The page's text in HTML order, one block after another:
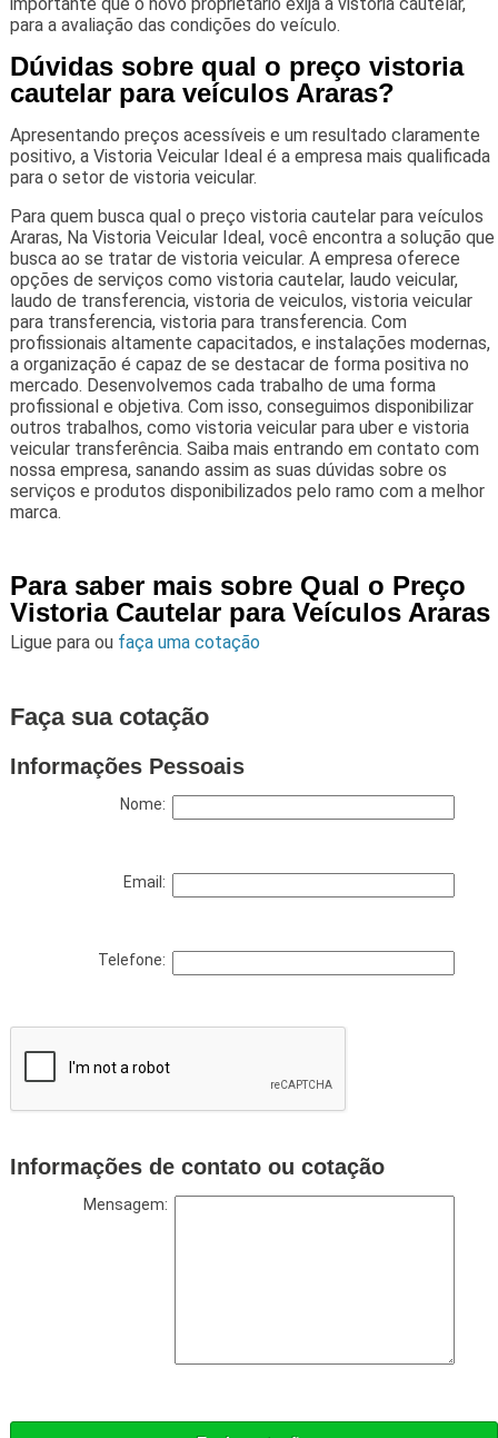
importante que o novo proprietário exija a vistoria cautelar,
para a avaliação das condições do veículo.
Dúvidas sobre qual o preço vistoria
cautelar para veículos Araras?
Apresentando preços acessíveis e um resultado claramente
positivo, a Vistoria Veicular Ideal é a empresa mais qualificada
para o setor de vistoria veicular.
Para quem busca qual o preço vistoria cautelar para veículos
Araras, Na Vistoria Veicular Ideal, você encontra a solução que
busca ao se tratar de vistoria veicular. A empresa oferece
opções de serviços como vistoria cautelar, laudo veicular,
laudo de transferencia, vistoria de veiculos, vistoria veicular
para transferencia, vistoria para transferencia. Com
profissionais altamente capacitados, e instalações modernas,
a organização é capaz de se destacar de forma positiva no
mercado. Desenvolvemos cada trabalho de uma forma
profissional e objetiva. Com isso, conseguimos disponibilizar
outros trabalhos, como vistoria veicular para uber e vistoria
veicular transferência. Saiba mais entrando em contato com
nossa empresa, sanando assim as suas dúvidas sobre os
serviços e produtos disponibilizados pelo ramo com a melhor
marca.
Para saber mais sobre Qual o Preço
Vistoria Cautelar para Veículos Araras
Ligue para ou faça uma cotação
Faça sua cotação
Informações Pessoais
Nome:
Email:
Telefone:
Informações de contato ou cotação
Mensagem: